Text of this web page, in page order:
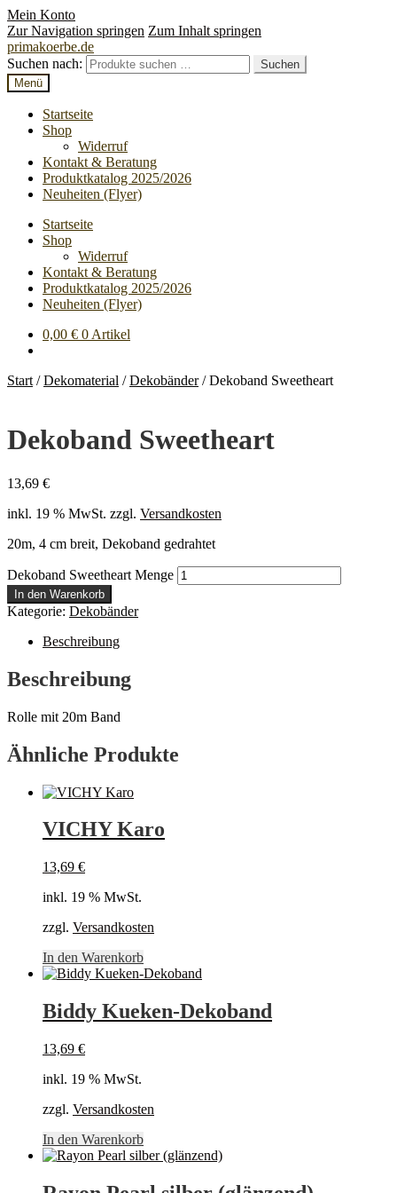
Mein Konto
Zur Navigation springen Zum Inhalt springen
primakoerbe.de
Suchen nach:
Suchen
Menü
Startseite
Shop
Widerruf
Kontakt & Beratung
Produktkatalog 2025/2026
Neuheiten (Flyer)
Startseite
Shop
Widerruf
Kontakt & Beratung
Produktkatalog 2025/2026
Neuheiten (Flyer)
0,00 € 0 Artikel
Start /Dekomaterial /Dekobänder/Dekoband Sweetheart
Dekoband Sweetheart
13,69 €
inkl. 19 % MwSt. zzgl. Versandkosten
20m, 4 cm breit, Dekoband gedrahtet
Dekoband Sweetheart Menge
In den Warenkorb
Kategorie: Dekobänder
Beschreibung
Beschreibung
Rolle mit 20m Band
Ähnliche Produkte
VICHY Karo
13,69 €
inkl. 19 % MwSt.
zzgl. Versandkosten
In den Warenkorb
Biddy Kueken-Dekoband
13,69 €
inkl. 19 % MwSt.
zzgl. Versandkosten
In den Warenkorb